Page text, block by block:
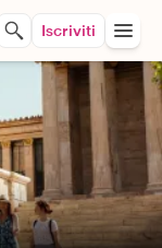
Iscriviti